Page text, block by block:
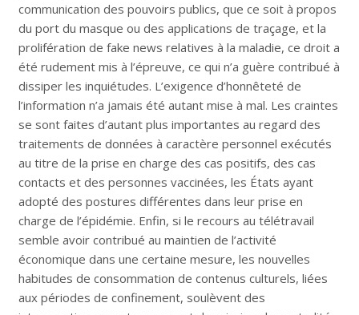
communication des pouvoirs publics, que ce soit à propos
du port du masque ou des applications de traçage, et la
prolifération de fake news relatives à la maladie, ce droit a
été rudement mis à l’épreuve, ce qui n’a guère contribué à
dissiper les inquiétudes. L’exigence d’honnêteté de
l’information n’a jamais été autant mise à mal. Les craintes
se sont faites d’autant plus importantes au regard des
traitements de données à caractère personnel exécutés
au titre de la prise en charge des cas positifs, des cas
contacts et des personnes vaccinées, les États ayant
adopté des postures différentes dans leur prise en
charge de l’épidémie. Enfin, si le recours au télétravail
semble avoir contribué au maintien de l’activité
économique dans une certaine mesure, les nouvelles
habitudes de consommation de contenus culturels, liées
aux périodes de confinement, soulèvent des